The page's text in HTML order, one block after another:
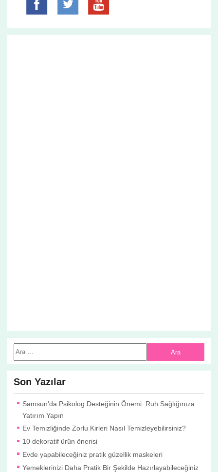
Son Yazılar
Samsun’da Psikolog Desteğinin Önemi: Ruh Sağlığınıza
Yatırım Yapın
Ev Temizliğinde Zorlu Kirleri Nasıl Temizleyebilirsiniz?
10 dekoratif ürün önerisi
Evde yapabileceğiniz pratik güzellik maskeleri
Yemeklerinizi Daha Pratik Bir Şekilde Hazırlayabileceğiniz